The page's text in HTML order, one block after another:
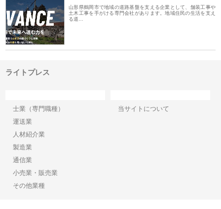
山形県鶴岡市で地域の道路基盤を支える企業として、舗装工事や
土木工事を手がける専門会社があります。地域住民の生活を支え
る道…
ライトプレス
士業（専門職種）
運送業
人材紹介業
製造業
通信業
小売業・販売業
その他業種
当サイトについて